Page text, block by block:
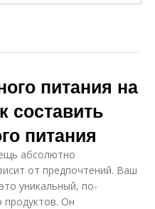
питания на
составить
питания
абсолютно
от предпочтений. Ваш
уникальный, по-
Он